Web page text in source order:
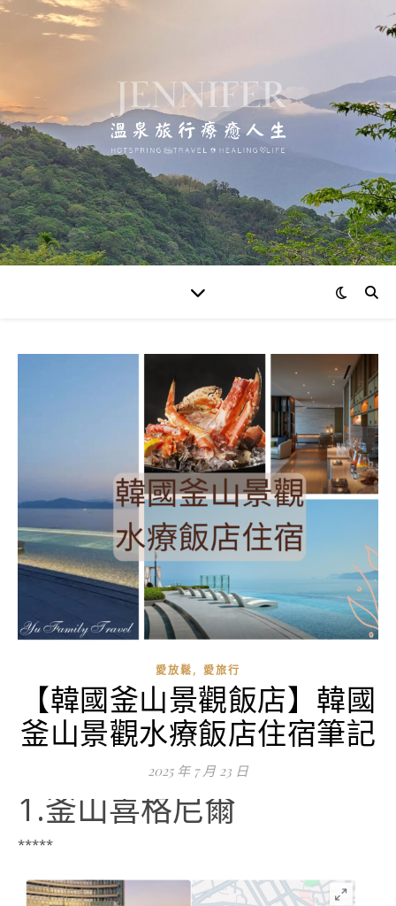
愛放鬆, 愛旅行
【韓國釜山景觀飯店】韓國
釜山景觀水療飯店住宿筆記
2025 年 7 月 23 日
1.釜山喜格尼爾
*****